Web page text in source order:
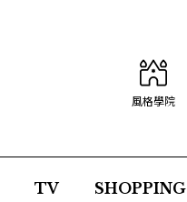
風格學院
TV SHOPPING